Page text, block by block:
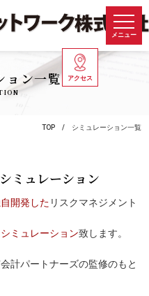
メニュー
アクセス
ョン一覧
TOP シミュレーション一覧
ミュレーション
開発した リスクマネジメント
ミュレーション致します。
計パートナーズの監修のもと